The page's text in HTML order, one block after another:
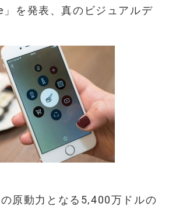
」を発表、真のビジュアルデ
原動力となる5,400万ドルの